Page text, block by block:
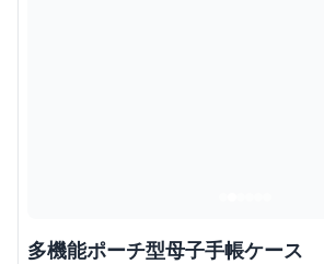
多機能ポーチ型母子手帳ケース